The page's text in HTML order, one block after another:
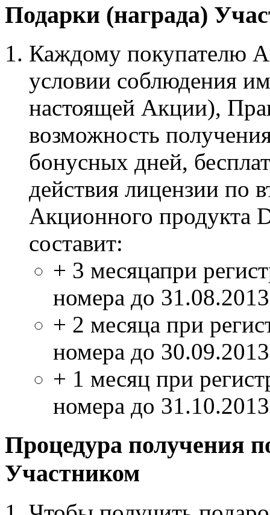
Подарки (награда)
Каждому покупателю
условии соблюдения
настоящей Акции),
возможность
бонусных дней,
действия лицензии по
Акционного продукта
составит:
+ 3 месяцапри
номера до
+ 2 месяца при
номера до
+ 1 месяц при
номера до
Процедура получения
Участником